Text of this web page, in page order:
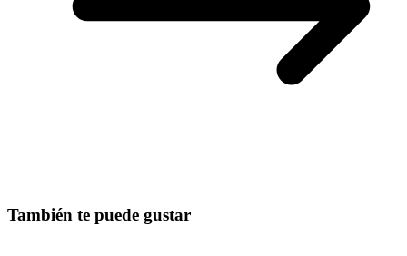
También te puede gustar